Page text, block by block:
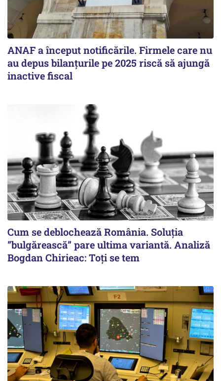
ANAF a început notificările. Firmele care nu
au depus bilanțurile pe 2025 riscă să ajungă
inactive fiscal
Cum se deblochează România. Soluția
”bulgărească” pare ultima variantă. Analiză
Bogdan Chirieac: Toți se tem